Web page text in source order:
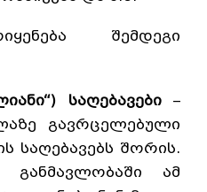
შემდეგი
საღებავები–
გავრცელებული
საღებავებს შორის.
ამ